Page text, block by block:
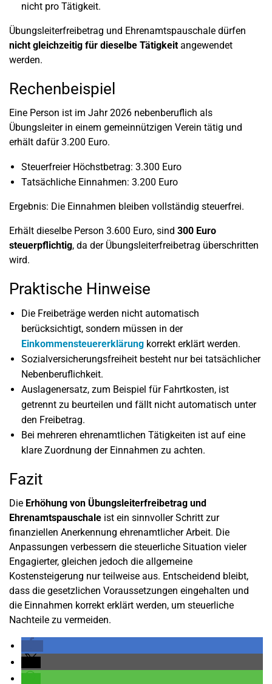
nicht pro Tätigkeit.
Übungsleiterfreibetrag und Ehrenamtspauschale dürfen
nicht gleichzeitig für dieselbe Tätigkeitangewendet
werden.
Rechenbeispiel
Eine Person ist im Jahr 2026 nebenberuflich als
Übungsleiter in einem gemeinnützigen Verein tätig und
erhält dafür 3.200 Euro.
Steuerfreier Höchstbetrag: 3.300 Euro
Tatsächliche Einnahmen: 3.200 Euro
Ergebnis: Die Einnahmen bleiben vollständig steuerfrei.
Erhält dieselbe Person 3.600 Euro, sind 300 Euro
steuerpflichtig, da der Übungsleiterfreibetrag überschritten
wird.
Praktische Hinweise
Die Freibeträge werden nicht automatisch
berücksichtigt, sondern müssen in der
Einkommensteuererklärung korrekt erklärt werden.
Sozialversicherungsfreiheit besteht nur bei tatsächlicher
Nebenberuflichkeit.
Auslagenersatz, zum Beispiel für Fahrtkosten, ist
getrennt zu beurteilen und fällt nicht automatisch unter
den Freibetrag.
Bei mehreren ehrenamtlichen Tätigkeiten ist auf eine
klare Zuordnung der Einnahmen zu achten.
Fazit
Die Erhöhung von Übungsleiterfreibetrag und
Ehrenamtspauschale ist ein sinnvoller Schritt zur
finanziellen Anerkennung ehrenamtlicher Arbeit. Die
Anpassungen verbessern die steuerliche Situation vieler
Engagierter, gleichen jedoch die allgemeine
Kostensteigerung nur teilweise aus. Entscheidend bleibt,
dass die gesetzlichen Voraussetzungen eingehalten und
die Einnahmen korrekt erklärt werden, um steuerliche
Nachteile zu vermeiden.